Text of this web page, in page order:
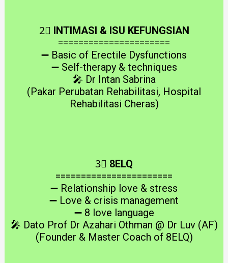
2⃣ INTIMASI & ISU KEFUNGSIAN
======================
➖ Basic of Erectile Dysfunctions
➖ Self-therapy & techniques
🎤 Dr Intan Sabrina
(Pakar Perubatan Rehabilitasi, Hospital
Rehabilitasi Cheras)
3⃣ 8ELQ
=======================
➖ Relationship love & stress
➖ Love & crisis management
➖ 8 love language
🎤 Dato Prof Dr Azahari Othman @ Dr Luv (AF)
(Founder & Master Coach of 8ELQ)